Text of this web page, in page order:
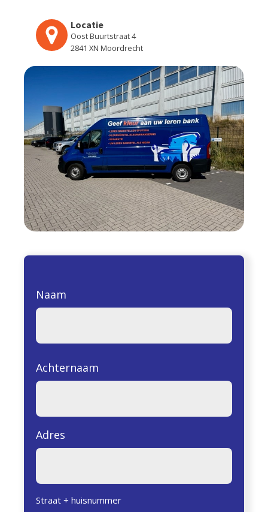
Locatie
Oost Buurtstraat 4
2841 XN Moordrecht
Naam
Achternaam
Adres
Straat + huisnummer